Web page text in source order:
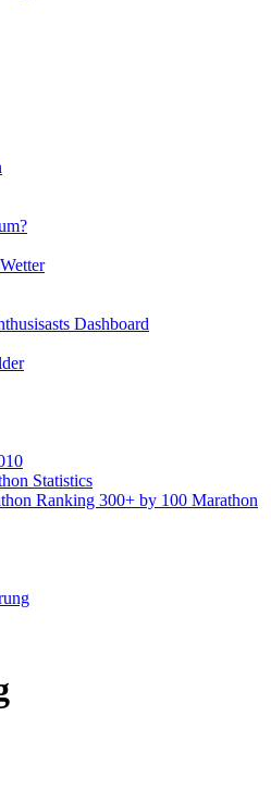
Dashboard
Statistics
Ranking 300+ by 100 Marathon